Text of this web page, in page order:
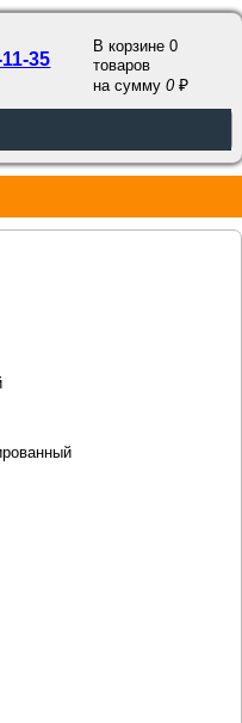
35
В корзине 0
товаров
на сумму0